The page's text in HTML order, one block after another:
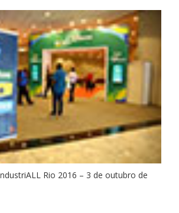
Rio 2016 – 3 de outubro de